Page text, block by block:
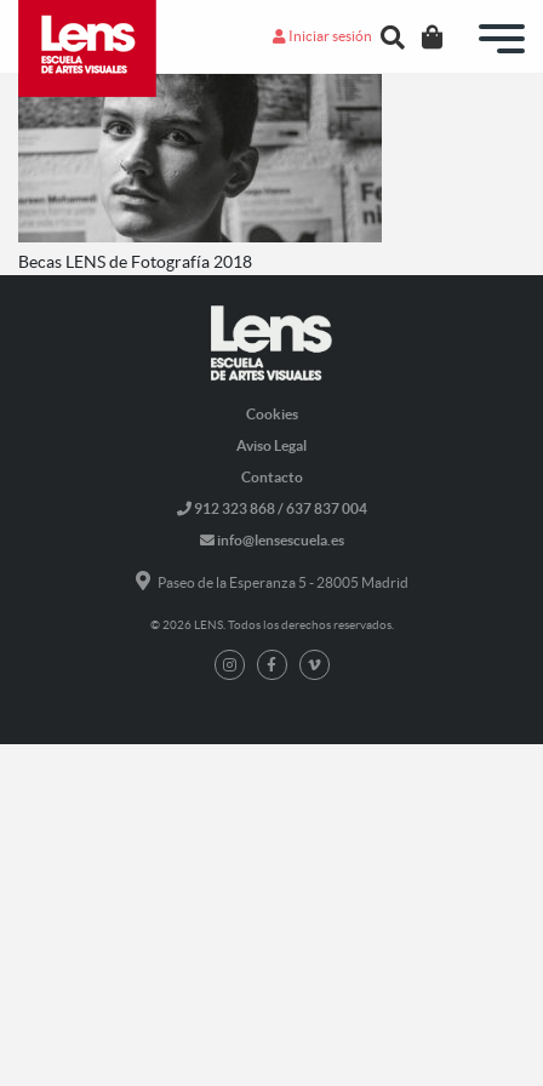
Iniciar sesión
Becas LENS de Fotografía 2018
Cookies
Aviso Legal
Contacto
912 323 868 / 637 837 004
info@lensescuela.es
Paseo de la Esperanza 5 - 28005 Madrid
© 2026 LENS. Todos los derechos reservados.